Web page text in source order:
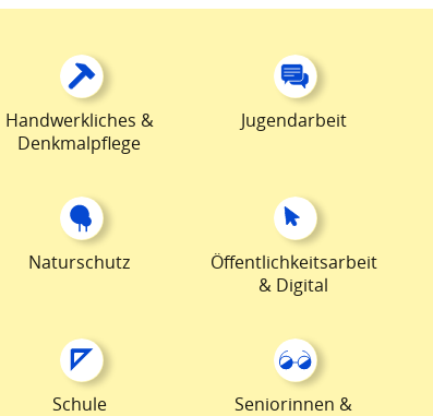
Handwerkliches &
Denkmalpflege
Jugendarbeit
Naturschutz
Öffentlichkeitsarbeit
& Digital
Schule
Seniorinnen &